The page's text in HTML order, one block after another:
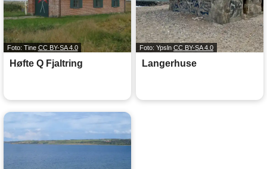
Foto: Tine CC BY-SA 4.0
Høfte Q Fjaltring
Foto: Ypsln CC BY-SA 4.0
Langerhuse